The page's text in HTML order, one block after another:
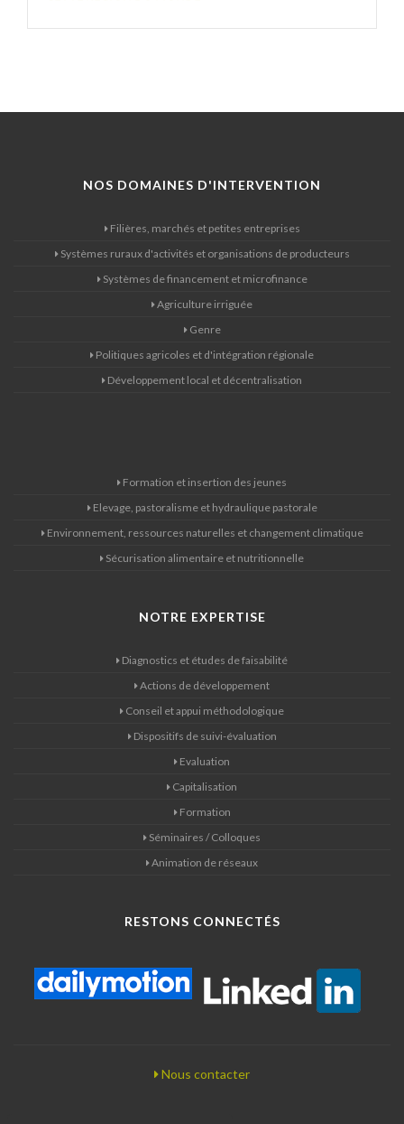
NOS DOMAINES D'INTERVENTION
Filières, marchés et petites entreprises
Systèmes ruraux d'activités et organisations de producteurs
Systèmes de financement et microfinance
Agriculture irriguée
Genre
Politiques agricoles et d'intégration régionale
Développement local et décentralisation
Formation et insertion des jeunes
Elevage, pastoralisme et hydraulique pastorale
Environnement, ressources naturelles et changement climatique
Sécurisation alimentaire et nutritionnelle
NOTRE EXPERTISE
Diagnostics et études de faisabilité
Actions de développement
Conseil et appui méthodologique
Dispositifs de suivi-évaluation
Evaluation
Capitalisation
Formation
Séminaires / Colloques
Animation de réseaux
RESTONS CONNECTÉS
Nous contacter